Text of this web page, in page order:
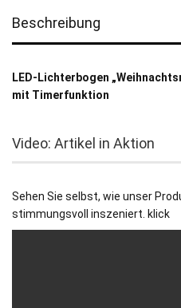
Beschreibung
LED-Lichterbogen
mit Timerfunktion
Video: Artikel in Aktion
Sehen Sie selbst, wie unser
stimmungsvoll inszeniert. klick